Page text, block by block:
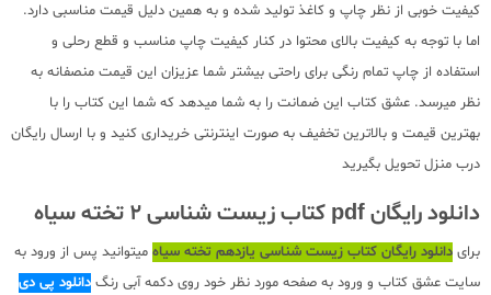
کیفیت خوبی از نظر چاپ و کاغذ تولید شده و به همین دلیل قیمت مناسبی دارد.
اما با توجه به کیفیت بالای محتوا در کنار کیفیت چاپ مناسب و قطع رحلی و
استفاده از چاپ تمام رنگی برای راحتی بیشتر شما عزیزان این قیمت منصفانه به
نظر میرسد. عشق کتاب این ضمانت را به شما میدهد که شما این کتاب را با
بهترین قیمت و بالاترین تخفیف به صورت اینترنتی خریداری کنید و با ارسال رایگان
درب منزل تحویل بگیرید
دانلود رایگان pdf کتاب زیست شناسی 2 تخته سیاه
برای دانلود رایگان کتاب زیست شناسی یازدهم تخته سیاه میتوانید پس از ورود به
سایت عشق کتاب و ورود به صفحه مورد نظر خود روی دکمه آبی رنگ دانلود پی دی